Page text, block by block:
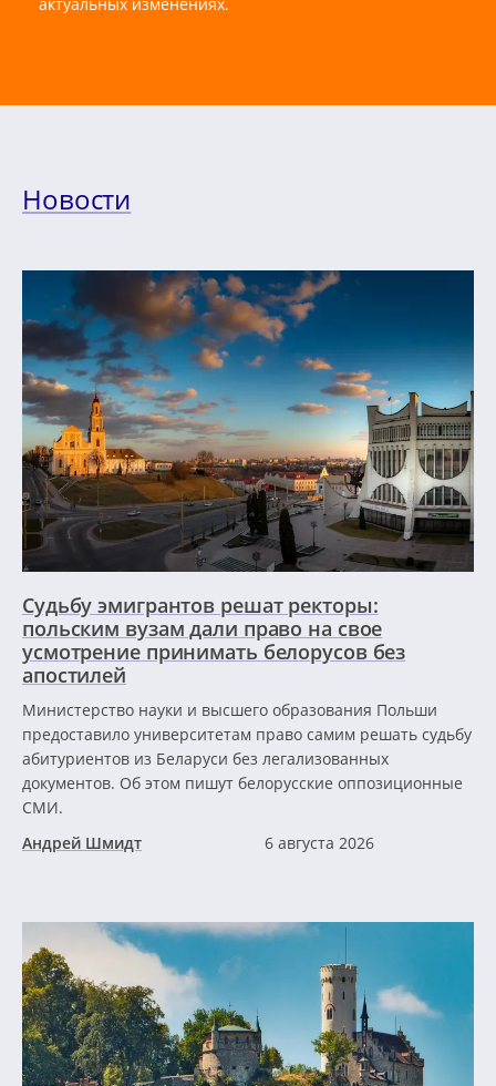
Новости
Судьбу эмигрантов решат ректоры:
польским вузам дали право на свое
усмотрение принимать белорусов без
апостилей
Министерство науки и высшего образования Польши
предоставило университетам право самим решать судьбу
абитуриентов из Беларуси без легализованных
документов. Об этом пишут белорусские оппозиционные
СМИ.
Андрей Шмидт
6 августа 2026